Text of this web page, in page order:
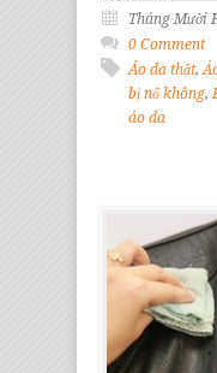
Tháng Mười
0 Comment
Áo da thật,
bị nổ không,
áo da